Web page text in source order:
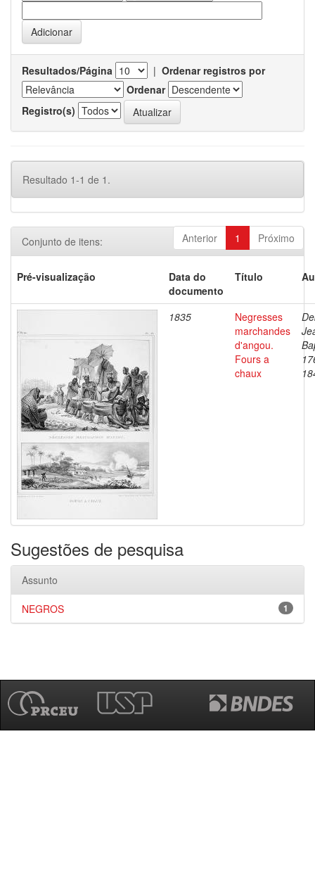
Resultados/Página | Ordenar registros por
Ordenar
Registro(s)
Resultado 1-1 de 1.
Anterior 1 Próximo
Conjunto de itens:
Pré-visualização
Data do
documento
Título
1835
Negresses
marchandes
d'angou.
Fours a
chaux
Sugestões de pesquisa
Assunto
1
NEGROS